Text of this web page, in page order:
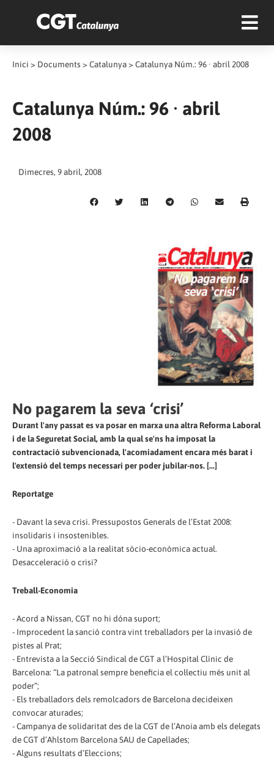
Inici > Documents > Catalunya> Catalunya Núm.: 96 · abril 2008
Catalunya Núm.: 96 · abril
2008
Dimecres, 9 abril, 2008
No pagarem la seva ‘crisi’
Durant l'any passat es va posar en marxa una altra Reforma Laboral
i de la Seguretat Social, amb la qual se'ns ha imposat la
contractació subvencionada, l'acomiadament encara més barat i
l'extensió del temps necessari per poder jubilar-nos. [...]
Reportatge
- Davant la seva crisi. Pressupostos Generals de l’Estat 2008:
insolidaris i insostenibles.
- Una aproximació a la realitat sòcio-econòmica actual.
Desacceleració o crisi?
Treball-Economia
- Acord a Nissan, CGT no hi dóna suport;
- Improcedent la sanció contra vint treballadors per la invasió de
pistes al Prat;
- Entrevista a la Secció Sindical de CGT a l’Hospital Clínic de
Barcelona: “La patronal sempre beneficia el col·lectiu més unit al
poder”;
- Els treballadors dels remolcadors de Barcelona decideixen
convocar aturades;
- Campanya de solidaritat des de la CGT de l’Anoia amb els delegats
de CGT d’Ahlstom Barcelona SAU de Capellades;
- Alguns resultats d’Eleccions;